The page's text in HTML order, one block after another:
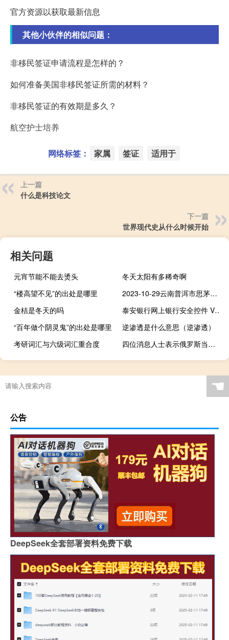
官方资源以获取最新信息
其他小伙伴的相似问题：
非移民签证申请流程是怎样的？
如何准备美国非移民签证所需的材料？
非移民签证的有效期是多久？
航空护士培养
网络标签： 家属 签证 适用于
上一篇
什么是科技论文
下一篇
世界现代史从什么时候开始
相关问题
元宵节能不能去烫头
冬天太阳有多稀奇啊
“楼高望不见”的出处是哪里
2023-10-29云南普洱市思茅区(大球盖菇)的报价是多少
金桔是冬天的吗
泰安银行网上银行安全控件 V2.3.7.0 官方版（泰安银行网上银行安全控件 V2.3.7.0 官方版功能简介）
“百年做个阴灵鬼”的出处是哪里
逆渗透是什么意思（逆渗透）
考研词汇与六级词汇重合度
四位消息人士表示俄罗斯当局正在讨论支持卢布的选项
☚
公告
DeepSeek全套部署资料免费下载